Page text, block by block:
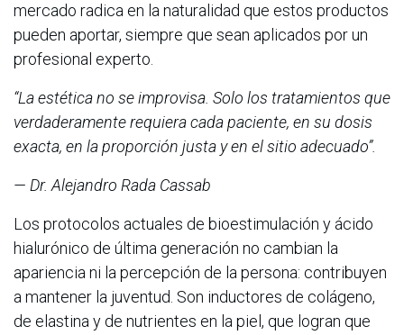
mercado radica en la naturalidad que estos productos
pueden aportar, siempre que sean aplicados por un
profesional experto.
“La estética no se improvisa. Solo los tratamientos que
verdaderamente requiera cada paciente, en su dosis
exacta, en la proporción justa y en el sitio adecuado”.
— Dr. Alejandro Rada Cassab
Los protocolos actuales de bioestimulación y ácido
hialurónico de última generación no cambian la
apariencia ni la percepción de la persona: contribuyen
a mantener la juventud. Son inductores de colágeno,
de elastina y de nutrientes en la piel, que logran que